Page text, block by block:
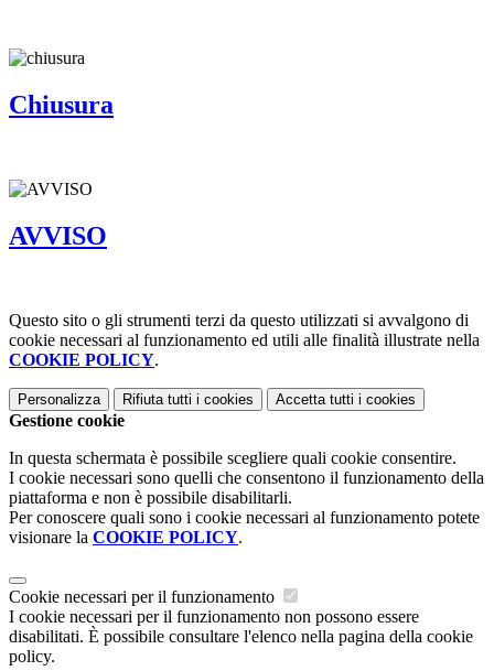
Chiusura
AVVISO
Questo sito o gli strumenti terzi da questo utilizzati si avvalgono di
cookie necessari al funzionamento ed utili alle finalità illustrate nella
COOKIE POLICY.
Personalizza Rifiuta tutti i cookies Accetta tutti i cookies
Gestione cookie
In questa schermata è possibile scegliere quali cookie consentire.
I cookie necessari sono quelli che consentono il funzionamento della
piattaforma e non è possibile disabilitarli.
Per conoscere quali sono i cookie necessari al funzionamento potete
visionare la COOKIE POLICY.
Cookie necessari per il funzionamento
I cookie necessari per il funzionamento non possono essere
disabilitati. È possibile consultare l'elenco nella pagina della cookie
policy.